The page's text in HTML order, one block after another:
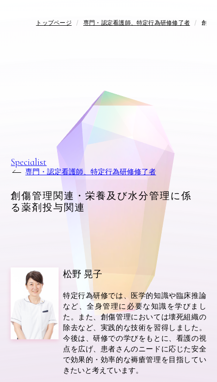
トップページ 専門・認定看護師、特定行為研修修了者 創傷
Specialist
専門・認定看護師、特定行為研修修了者
創傷管理関連・栄養及び水分管理に係
る薬剤投与関連
松野 晃子
特定行為研修では、医学的知識や臨床推論
など、全身管理に必要な知識を学びまし
た。また、創傷管理においては壊死組織の
除去など、実践的な技術を習得しました。
今後は、研修での学びをもとに、看護の視
点を広げ、患者さんのニードに応じた安全
で効果的・効率的な褥瘡管理を目指してい
きたいと考えています。